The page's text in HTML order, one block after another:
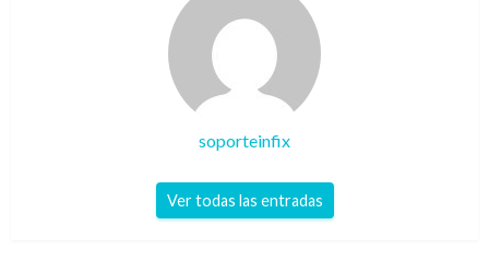
soporteinfix
Ver todas las entradas